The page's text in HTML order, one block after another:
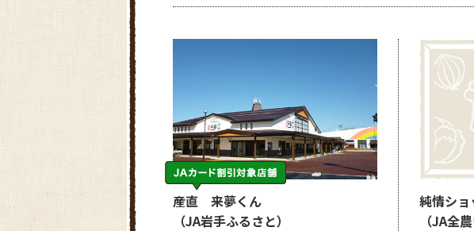
産直 来夢くん
（JA岩手ふるさと）
純情ショ
（JA全